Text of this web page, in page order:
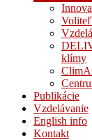
klímy
Publikácie
Vzdelávanie
English info
Kontakt